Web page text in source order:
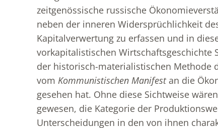
zeitgenössische russische
neben der inneren Widersprüchlichkeit
Kapitalverwertung zu erfassen und in
vorkapitalistischen Wirtschaftsgeschichte
der historisch-materialistischen Methode
vom Kommunistischen Manifestan die
gesehen hat. Ohne diese Sichtweise
gewesen, die Kategorie der
Unterscheidungen in den von ihnen